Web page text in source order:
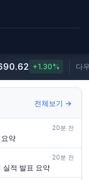
+1.30% 다
전체보기 →
20분 전
약
20분 전
실적 발표 요약